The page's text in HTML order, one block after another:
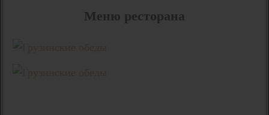
Меню ресторана